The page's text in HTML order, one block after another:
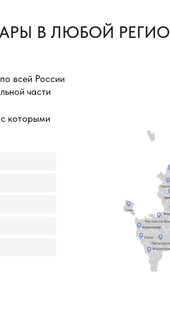
В ЛЮБОЙ
всей России
части
которыми